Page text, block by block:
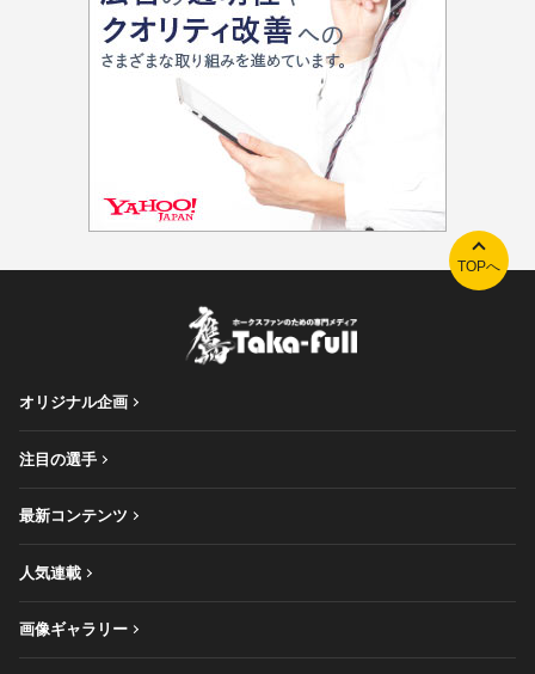
TOPへ
オリジナル企画
注目の選手
最新コンテンツ
人気連載
画像ギャラリー